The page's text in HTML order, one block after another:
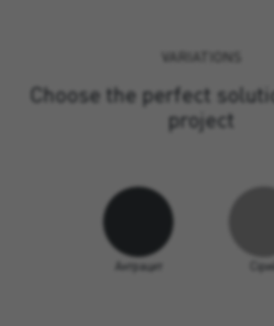
VARIATIONS
Choose the perfect
project
Антрацит Сірий